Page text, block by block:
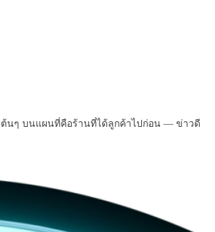
บต้นๆ บนแผนที่คือร้านที่ได้ลูกค้าไปก่อน — ข่าวดี